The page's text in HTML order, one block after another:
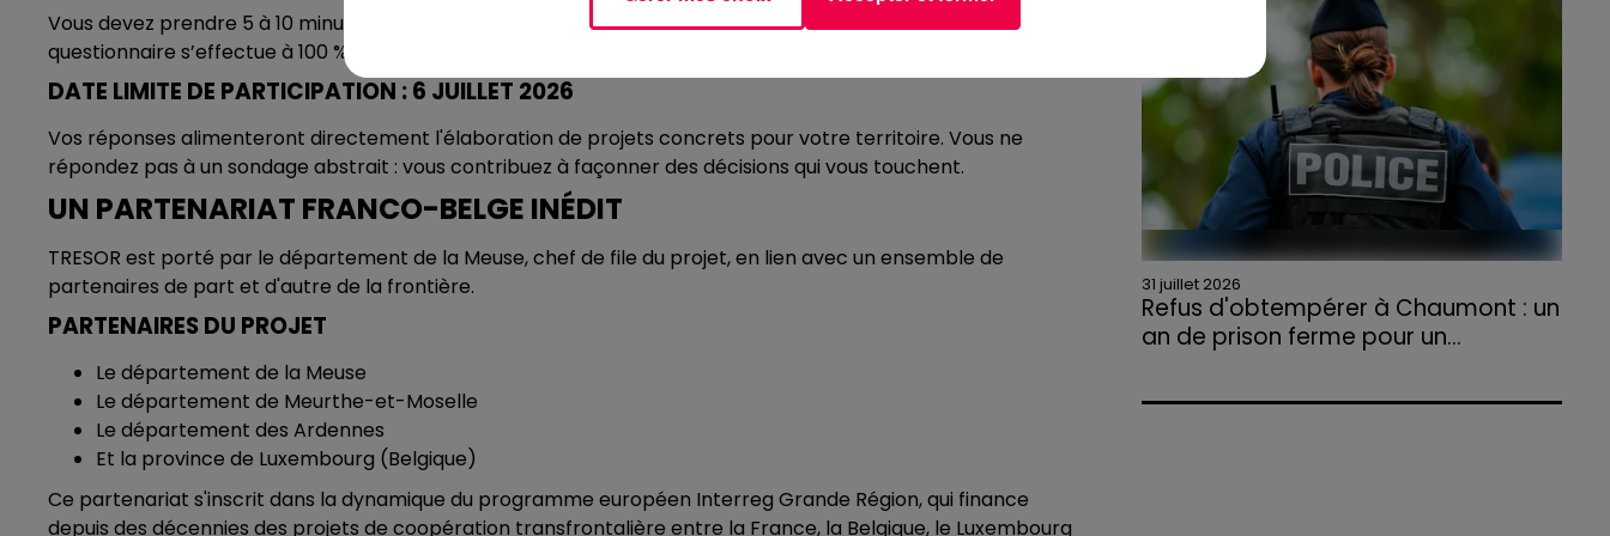
Vous devez prendre 5 à 10 minutes de votre temps. Vos réponses sont anonymes et confidentielles et le
questionnaire s’effectue à 100 % en ligne.
DATE LIMITE DE PARTICIPATION : 6 JUILLET 2026
Vos réponses alimenteront directement l'élaboration de projets concrets pour votre territoire. Vous ne
répondez pas à un sondage abstrait : vous contribuez à façonner des décisions qui vous touchent.
UN PARTENARIAT FRANCO-BELGE INÉDIT
TRESOR est porté par le département de la Meuse, chef de file du projet, en lien avec un ensemble de
partenaires de part et d'autre de la frontière.
PARTENAIRES DU PROJET
Le département de la Meuse
Le département de Meurthe-et-Moselle
Le département des Ardennes
Et la province de Luxembourg (Belgique)
Ce partenariat s'inscrit dans la dynamique du programme européen Interreg Grande Région, qui finance
depuis des décennies des projets de coopération transfrontalière entre la France, la Belgique, le Luxembourg
agriculteurs volontaires pour venir en aide...
31 juillet 2026
Refus d'obtempérer à Chaumont : un
an de prison ferme pour un...
l'annulation de son permis et la confiscation